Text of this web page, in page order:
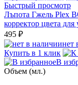
Быстрый просмотр
Лъпота Гжель Plex
корректор цвета
495 ₽
нет
Купить в 1 клик
В
Объем (мл.)